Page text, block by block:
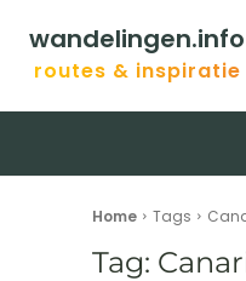
wandelingen.info
routes & inspiratie
Home Tags
Tag: